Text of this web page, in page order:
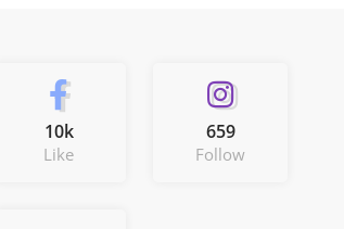
10k
Like
659
Follow